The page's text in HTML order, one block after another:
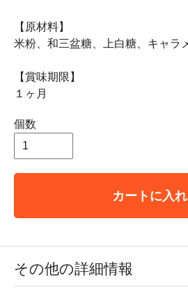
【原材料】
米粉、和三盆糖、上白糖、キャラ
【賞味期限】
１ヶ月
個数
カートに入
その他の詳細情報